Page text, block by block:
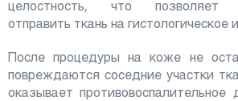
целостность, что позволяет
отправить ткань на гистологическое
После процедуры на коже не
повреждаются соседние участки
оказывает противовоспалительное